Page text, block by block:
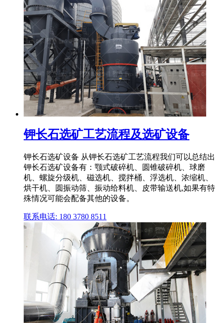
钾长石选矿工艺流程及选矿设备
钾长石选矿设备 从钾长石选矿工艺流程我们可以总结出
钾长石选矿设备有：颚式破碎机、圆锥破碎机、球磨
机、螺旋分级机、磁选机、搅拌桶、浮选机、浓缩机、
烘干机、圆振动筛、振动给料机、皮带输送机,如果有特
殊情况可能会配备其他的设备。
联系电话: 180 3780 8511